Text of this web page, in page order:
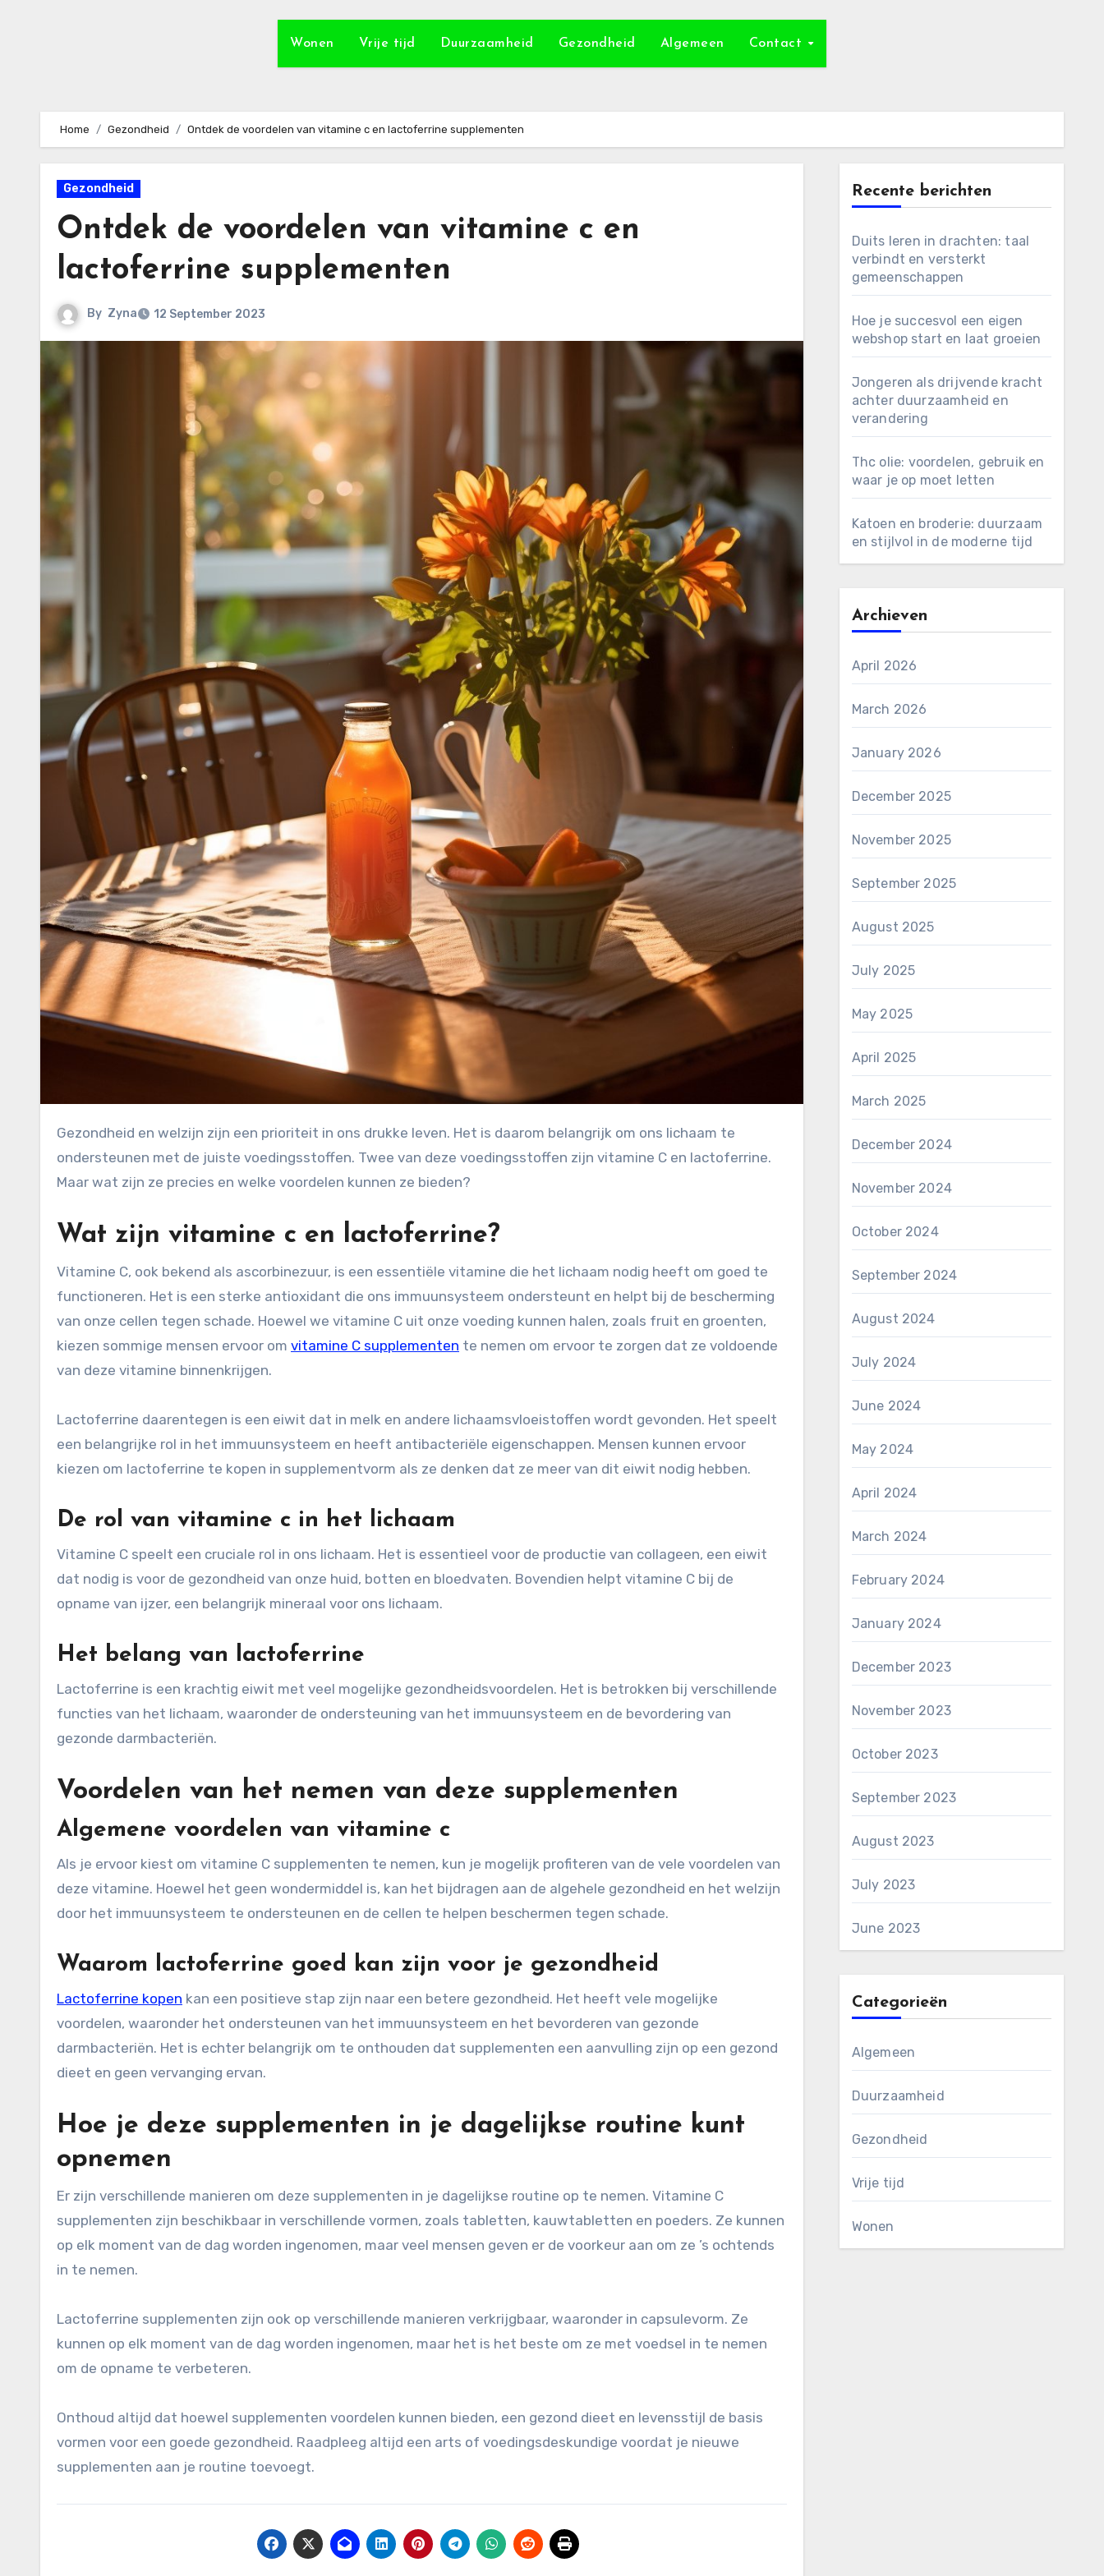
Wonen Vrije tijd Duurzaamheid Gezondheid Algemeen Contact
Home Gezondheid Ontdek de voordelen van vitamine c en lactoferrine supplementen
Gezondheid
Ontdek de voordelen van vitamine c en
lactoferrine supplementen
By Zyna 12 September 2023
Gezondheid en welzijn zijn een prioriteit in ons drukke leven. Het is daarom belangrijk om ons lichaam te
ondersteunen met de juiste voedingsstoffen. Twee van deze voedingsstoffen zijn vitamine C en lactoferrine.
Maar wat zijn ze precies en welke voordelen kunnen ze bieden?
Wat zijn vitamine c en lactoferrine?
Vitamine C, ook bekend als ascorbinezuur, is een essentiële vitamine die het lichaam nodig heeft om goed te
functioneren. Het is een sterke antioxidant die ons immuunsysteem ondersteunt en helpt bij de bescherming
van onze cellen tegen schade. Hoewel we vitamine C uit onze voeding kunnen halen, zoals fruit en groenten,
kiezen sommige mensen ervoor om vitamine C supplementen te nemen om ervoor te zorgen dat ze voldoende
van deze vitamine binnenkrijgen.
Lactoferrine daarentegen is een eiwit dat in melk en andere lichaamsvloeistoffen wordt gevonden. Het speelt
een belangrijke rol in het immuunsysteem en heeft antibacteriële eigenschappen. Mensen kunnen ervoor
kiezen om lactoferrine te kopen in supplementvorm als ze denken dat ze meer van dit eiwit nodig hebben.
De rol van vitamine c in het lichaam
Vitamine C speelt een cruciale rol in ons lichaam. Het is essentieel voor de productie van collageen, een eiwit
dat nodig is voor de gezondheid van onze huid, botten en bloedvaten. Bovendien helpt vitamine C bij de
opname van ijzer, een belangrijk mineraal voor ons lichaam.
Het belang van lactoferrine
Lactoferrine is een krachtig eiwit met veel mogelijke gezondheidsvoordelen. Het is betrokken bij verschillende
functies van het lichaam, waaronder de ondersteuning van het immuunsysteem en de bevordering van
gezonde darmbacteriën.
Voordelen van het nemen van deze supplementen
Algemene voordelen van vitamine c
Als je ervoor kiest om vitamine C supplementen te nemen, kun je mogelijk profiteren van de vele voordelen van
deze vitamine. Hoewel het geen wondermiddel is, kan het bijdragen aan de algehele gezondheid en het welzijn
door het immuunsysteem te ondersteunen en de cellen te helpen beschermen tegen schade.
Waarom lactoferrine goed kan zijn voor je gezondheid
Lactoferrine kopen kan een positieve stap zijn naar een betere gezondheid. Het heeft vele mogelijke
voordelen, waaronder het ondersteunen van het immuunsysteem en het bevorderen van gezonde
darmbacteriën. Het is echter belangrijk om te onthouden dat supplementen een aanvulling zijn op een gezond
dieet en geen vervanging ervan.
Hoe je deze supplementen in je dagelijkse routine kunt
opnemen
Er zijn verschillende manieren om deze supplementen in je dagelijkse routine op te nemen. Vitamine C
supplementen zijn beschikbaar in verschillende vormen, zoals tabletten, kauwtabletten en poeders. Ze kunnen
op elk moment van de dag worden ingenomen, maar veel mensen geven er de voorkeur aan om ze ’s ochtends
in te nemen.
Lactoferrine supplementen zijn ook op verschillende manieren verkrijgbaar, waaronder in capsulevorm. Ze
kunnen op elk moment van de dag worden ingenomen, maar het is het beste om ze met voedsel in te nemen
om de opname te verbeteren.
Onthoud altijd dat hoewel supplementen voordelen kunnen bieden, een gezond dieet en levensstijl de basis
vormen voor een goede gezondheid. Raadpleeg altijd een arts of voedingsdeskundige voordat je nieuwe
supplementen aan je routine toevoegt.
Recente berichten
Duits leren in drachten: taal
verbindt en versterkt
gemeenschappen
Hoe je succesvol een eigen
webshop start en laat groeien
Jongeren als drijvende kracht
achter duurzaamheid en
verandering
Thc olie: voordelen, gebruik en
waar je op moet letten
Katoen en broderie: duurzaam
en stijlvol in de moderne tijd
Archieven
April 2026
March 2026
January 2026
December 2025
November 2025
September 2025
August 2025
July 2025
May 2025
April 2025
March 2025
December 2024
November 2024
October 2024
September 2024
August 2024
July 2024
June 2024
May 2024
April 2024
March 2024
February 2024
January 2024
December 2023
November 2023
October 2023
September 2023
August 2023
July 2023
June 2023
Categorieën
Algemeen
Duurzaamheid
Gezondheid
Vrije tijd
Wonen